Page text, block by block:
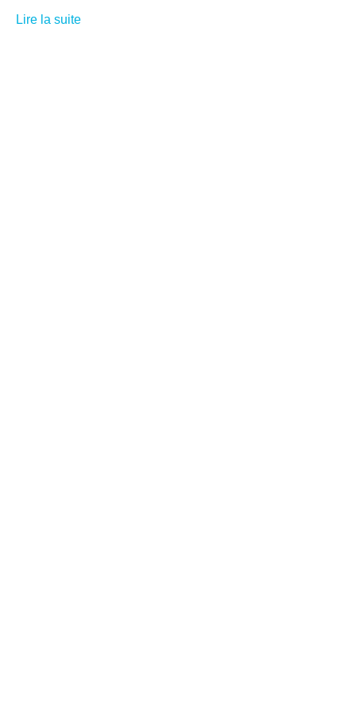
Lire la suite